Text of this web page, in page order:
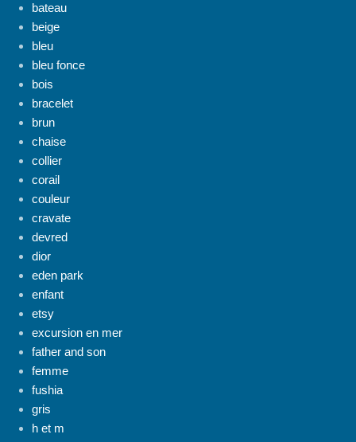
bateau
beige
bleu
bleu fonce
bois
bracelet
brun
chaise
collier
corail
couleur
cravate
devred
dior
eden park
enfant
etsy
excursion en mer
father and son
femme
fushia
gris
h et m